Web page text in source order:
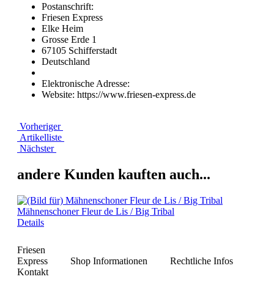
Postanschrift:
Friesen Express
Elke Heim
Grosse Erde 1
67105 Schifferstadt
Deutschland
Elektronische Adresse:
Website: https://www.friesen-express.de
Vorheriger
Artikelliste
Nächster
andere Kunden kauften auch...
Mähnenschoner Fleur de Lis / Big Tribal
Details
Friesen
Express
Kontakt
Shop Informationen Rechtliche Infos